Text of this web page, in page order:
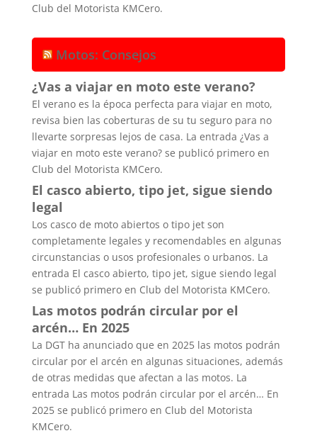
Club del Motorista KMCero.
Motos: Consejos
¿Vas a viajar en moto este verano?
El verano es la época perfecta para viajar en moto,
revisa bien las coberturas de su tu seguro para no
llevarte sorpresas lejos de casa. La entrada ¿Vas a
viajar en moto este verano? se publicó primero en
Club del Motorista KMCero.
El casco abierto, tipo jet, sigue siendo
legal
Los casco de moto abiertos o tipo jet son
completamente legales y recomendables en algunas
circunstancias o usos profesionales o urbanos. La
entrada El casco abierto, tipo jet, sigue siendo legal
se publicó primero en Club del Motorista KMCero.
Las motos podrán circular por el
arcén… En 2025
La DGT ha anunciado que en 2025 las motos podrán
circular por el arcén en algunas situaciones, además
de otras medidas que afectan a las motos. La
entrada Las motos podrán circular por el arcén… En
2025 se publicó primero en Club del Motorista
KMCero.